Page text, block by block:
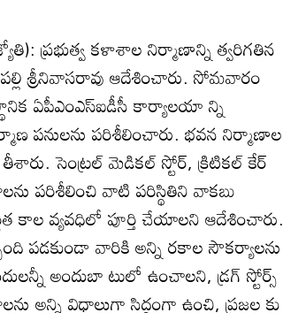
ప్రభుత్వ కళాశాల నిర్మాణాన్ని త్వరిగతిన
శ్రీనివాసరావు ఆదేశించారు. సోమవారం
ఏపీఎంఎస్‌ఐడీసీ కార్యాలయా న్ని
పనులను పరిశీలించారు. భవన నిర్మాణాల
సెంట్రల్‌ మెడికల్‌ స్టోర్‌, క్రిటికల్‌ కేర్‌
పరిశీలించి వాటి పరిస్థితిని వాకబు
కాల వ్యవధిలో పూర్తి చేయాలని ఆదేశించారు.
పడకుండా వారికి అన్ని రకాల సౌకర్యాలను
అందుబా టులో ఉంచాలని, డ్రగ్‌ స్టోర్స్‌
అన్ని విధాలుగా సిద్ధంగా ఉంచి, ప్రజల కు